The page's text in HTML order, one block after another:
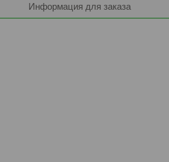
Информация для заказа